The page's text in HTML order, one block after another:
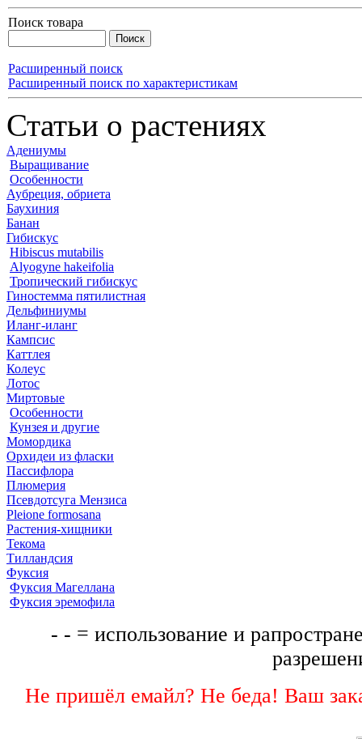
Поиск товара
Расширенный поиск
Расширенный поиск по характеристикам
Статьи о растениях
Адениумы
Выращивание
Особенности
Аубреция, обриета
Баухиния
Банан
Гибискус
Hibiscus mutabilis
Alyogyne hakeifolia
Тропический гибискус
Гиностемма пятилистная
Дельфиниумы
Иланг-иланг
Кампсис
Каттлея
Колеус
Лотос
Миртовые
Особенности
Кунзея и другие
Момордика
Орхидеи из фласки
Пассифлора
Плюмерия
Псевдотсуга Мензиса
Pleione formosana
Растения-хищники
Текома
Тилландсия
Фуксия
Фуксия Магеллана
Фуксия эремофила
- - = использование и
Не пришёл емайл? Не беда! Ваш